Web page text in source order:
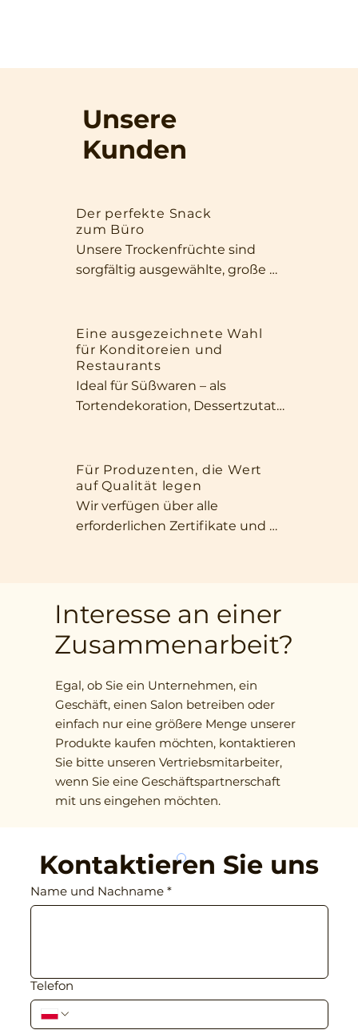
Unsere
Kunden
Der perfekte Snack
zum Büro
Unsere Trockenfrüchte sind
sorgfältig ausgewählte, große
auch durch ihre Qualität
überzeugen. Dank ihrer Größe
und ihres intensiven Duftes
eignen sie sich perfekt als Snack
für zwischendurch oder für
Eine ausgezeichnete Wahl
für Konditoreien und
Restaurants
Ideal für Süßwaren – als
Tortendekoration, Dessertzutat
ansprechendes Aussehen und
ihre natürliche Süße machen
unsere Früchte unverzichtbar in
jeder Küche, die Wert auf
Für Produzenten, die Wert
auf Qualität legen
Wir verfügen über alle
erforderlichen Zertifikate und
Produktformen – von ganzen
Früchten über Scheiben bis hin
zu fein gehackten Zutaten –
Interesse an einer
Zusammenarbeit?
Egal, ob Sie ein Unternehmen, ein
Geschäft, einen Salon betreiben oder
einfach nur eine größere Menge unserer
Produkte kaufen möchten, kontaktieren
Sie bitte unseren Vertriebsmitarbeiter,
wenn Sie eine Geschäftspartnerschaft
mit uns eingehen möchten.
Kontaktieren Sie uns
Name und Nachname *
Telefon